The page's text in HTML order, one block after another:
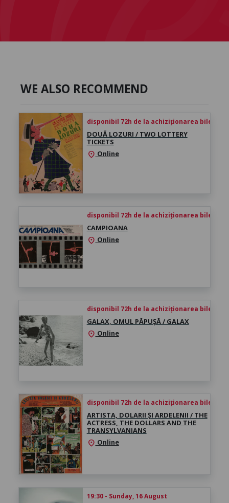
WE ALSO RECOMMEND
disponibil 72h de la achiziționarea biletului
DOUĂ LOZURI / TWO LOTTERY
TICKETS
location_on Online
disponibil 72h de la achiziționarea biletului
CAMPIOANA
location_on Online
disponibil 72h de la achiziționarea biletului
GALAX, OMUL PĂPUȘĂ / GALAX
location_on Online
disponibil 72h de la achiziționarea biletului
ARTISTA, DOLARII ȘI ARDELENII / THE
ACTRESS, THE DOLLARS AND THE
TRANSYLVANIANS
location_on Online
19:30 - Sunday, 16 August